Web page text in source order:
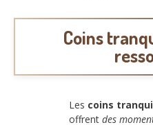
Coins
Les coins
offrent des